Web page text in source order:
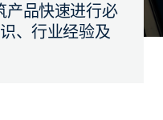
产品快速进行必
、行业经验及